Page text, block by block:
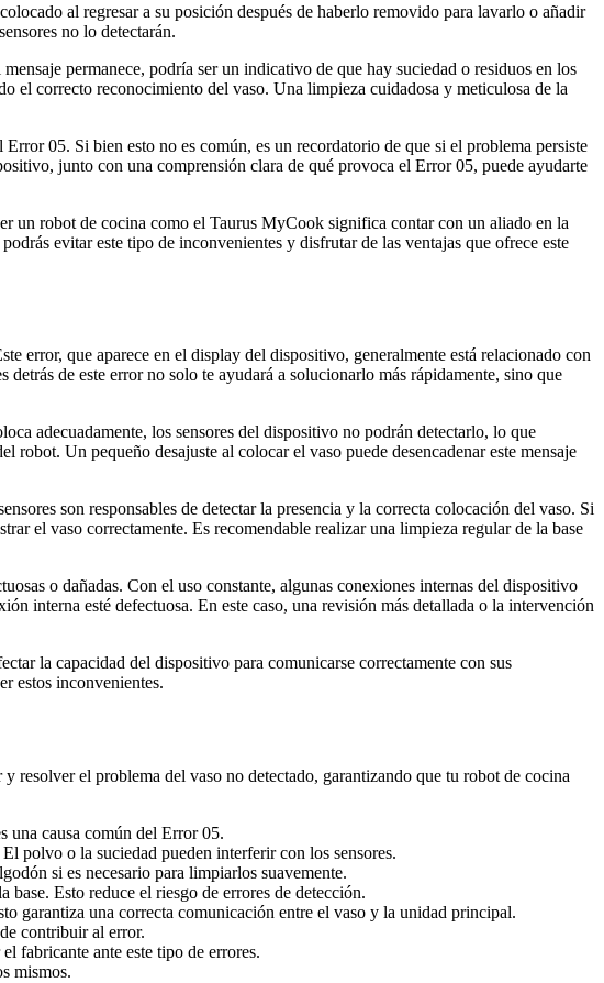
al regresar a su posición después de haberlo removido para lavarlo o añadir
no lo detectarán.
permanece, podría ser un indicativo de que hay suciedad o residuos en los
el correcto reconocimiento del vaso. Una limpieza cuidadosa y meticulosa de la
05. Si bien esto no es común, es un recordatorio de que si el problema persiste
junto con una comprensión clara de qué provoca el Error 05, puede ayudarte
un robot de cocina como el Taurus MyCook significa contar con un aliado en la
evitar este tipo de inconvenientes y disfrutar de las ventajas que ofrece este
error, que aparece en el display del dispositivo, generalmente está relacionado con
de este error no solo te ayudará a solucionarlo más rápidamente, sino que
adecuadamente, los sensores del dispositivo no podrán detectarlo, lo que
robot. Un pequeño desajuste al colocar el vaso puede desencadenar este mensaje
son responsables de detectar la presencia y la correcta colocación del vaso. Si
el vaso correctamente. Es recomendable realizar una limpieza regular de la base
o dañadas. Con el uso constante, algunas conexiones internas del dispositivo
interna esté defectuosa. En este caso, una revisión más detallada o la intervención
la capacidad del dispositivo para comunicarse correctamente con sus
estos inconvenientes.
resolver el problema del vaso no detectado, garantizando que tu robot de cocina
una causa común del Error 05.
polvo o la suciedad pueden interferir con los sensores.
si es necesario para limpiarlos suavemente.
base. Esto reduce el riesgo de errores de detección.
garantiza una correcta comunicación entre el vaso y la unidad principal.
contribuir al error.
fabricante ante este tipo de errores.
mismos.